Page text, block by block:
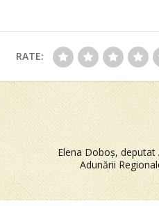
RATE:
Elena Doboș, deputat
Adunării